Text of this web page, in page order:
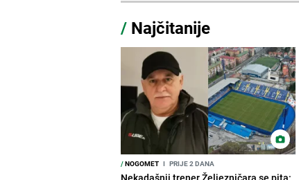
/ Najčitanije
/NOGOMET I PRIJE 2 DANA